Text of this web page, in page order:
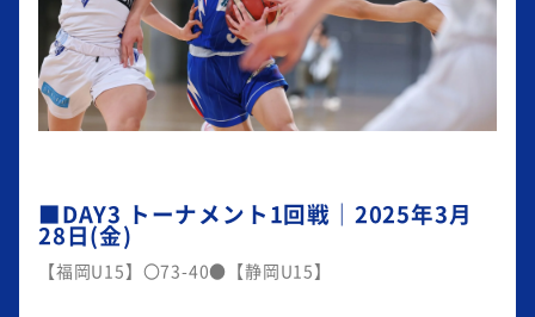
■DAY3 トーナメント1回戦｜2025年3月
28日(金)
【福岡U15】〇73-40●【静岡U15】